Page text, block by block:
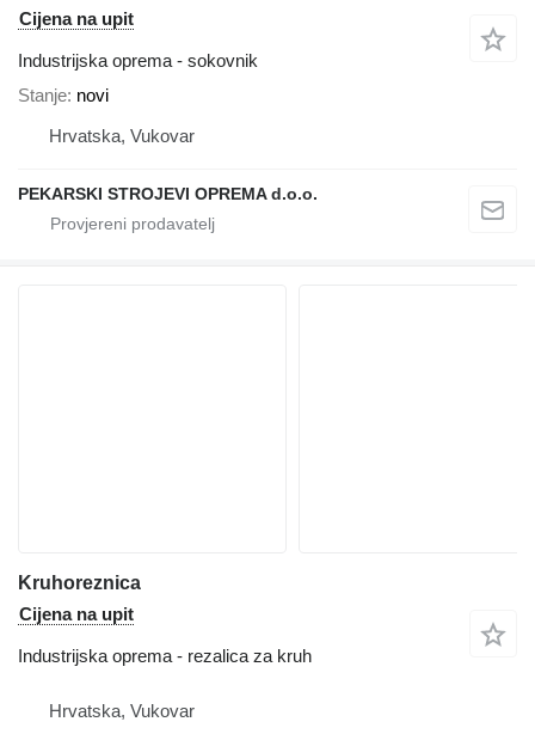
Cijena na upit
Industrijska oprema - sokovnik
Stanje novi
Hrvatska, Vukovar
PEKARSKI STROJEVI OPREMA d.o.o.
Kruhoreznica
Cijena na upit
Industrijska oprema - rezalica za kruh
Hrvatska, Vukovar